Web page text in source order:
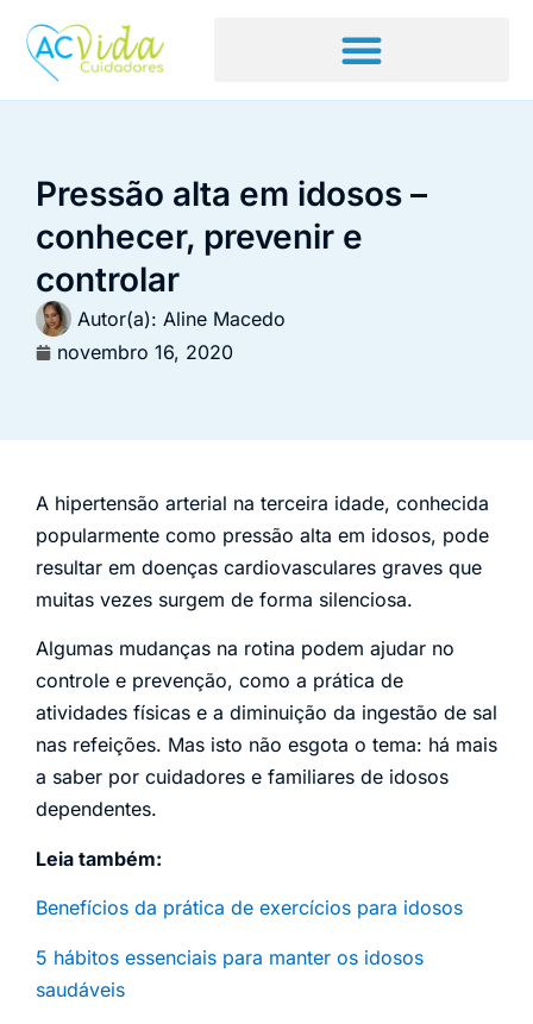
Pressão alta em idosos –
conhecer, prevenir e
controlar
Autor(a): Aline Macedo
novembro 16, 2020
A hipertensão arterial na terceira idade, conhecida
popularmente como pressão alta em idosos, pode
resultar em doenças cardiovasculares graves que
muitas vezes surgem de forma silenciosa.
Algumas mudanças na rotina podem ajudar no
controle e prevenção, como a prática de
atividades físicas e a diminuição da ingestão de sal
nas refeições. Mas isto não esgota o tema: há mais
a saber por cuidadores e familiares de idosos
dependentes.
Leia também:
Benefícios da prática de exercícios para idosos
5 hábitos essenciais para manter os idosos
saudáveis